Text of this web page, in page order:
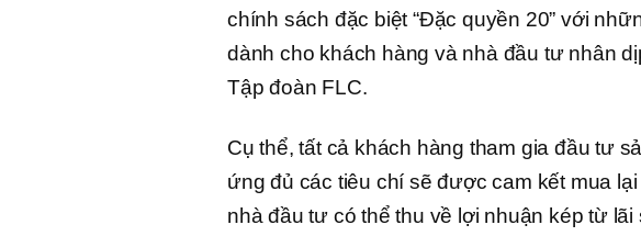
chính sách đặc biệt “Đặc quyền 20” với
dành cho khách hàng và nhà đầu tư nhân
Tập đoàn FLC.
Cụ thể, tất cả khách hàng tham gia đầu tư
ứng đủ các tiêu chí sẽ được cam kết mua
nhà đầu tư có thể thu về lợi nhuận kép từ